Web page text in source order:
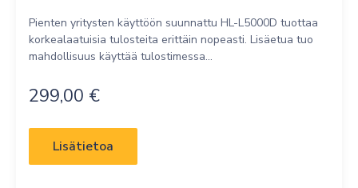
Pienten yritysten käyttöön suunnattu HL-L5000D tuottaa
korkealaatuisia tulosteita erittäin nopeasti. Lisäetua tuo
mahdollisuus käyttää tulostimessa...
299,00 €
Lisätietoa